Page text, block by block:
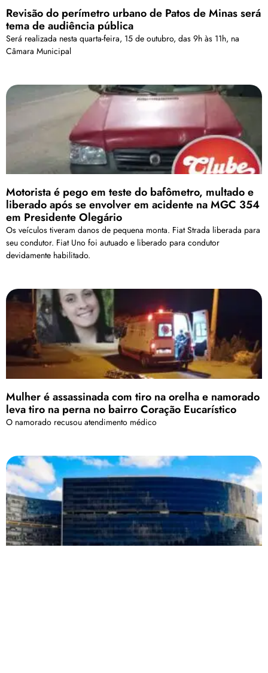
Revisão do perímetro urbano de Patos de Minas será
tema de audiência pública
Será realizada nesta quarta-feira, 15 de outubro, das 9h às 11h, na
Câmara Municipal
Motorista é pego em teste do bafômetro, multado e
liberado após se envolver em acidente na MGC 354
em Presidente Olegário
Os veículos tiveram danos de pequena monta. Fiat Strada liberada para
seu condutor. Fiat Uno foi autuado e liberado para condutor
devidamente habilitado.
Mulher é assassinada com tiro na orelha e namorado
leva tiro na perna no bairro Coração Eucarístico
O namorado recusou atendimento médico